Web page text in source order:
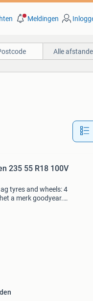
Meldingen
Alle
235 55 R18 100V
tyres and wheels: 4
a merk goodyear.